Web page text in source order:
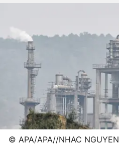
© APA/APA//NHAC NGUYEN